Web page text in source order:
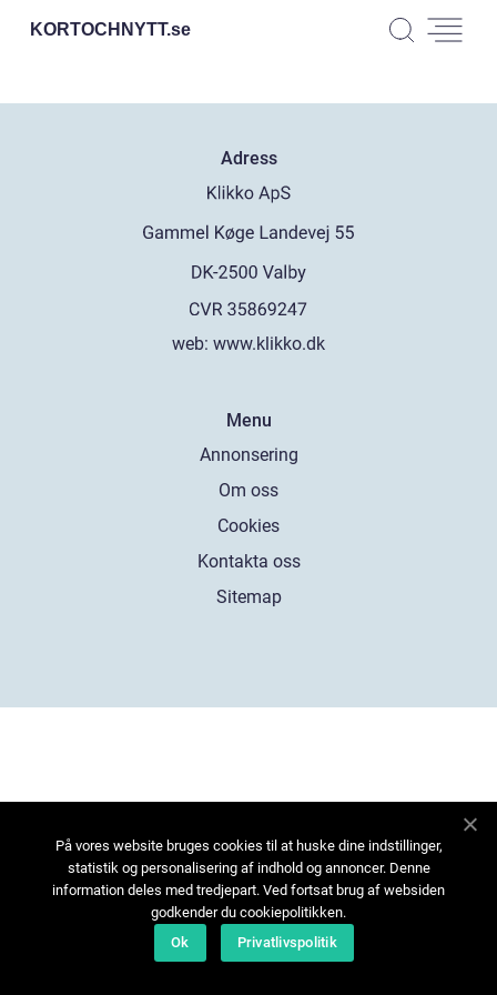
KORTOCHNYTT.se
Adress
web: www.klikko.dk
Menu
Annonsering
Om oss
Cookies
Kontakta oss
Sitemap
På vores website bruges cookies til at huske dine indstillinger,
statistik og personalisering af indhold og annoncer. Denne
information deles med tredjepart. Ved fortsat brug af websiden
godkender du cookiepolitikken.
Ok
Privatlivspolitik